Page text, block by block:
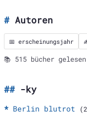
Autoren
📅 erscheinungsjahr
📚 515 bücher gelesen
-ky
Berlin blutrot